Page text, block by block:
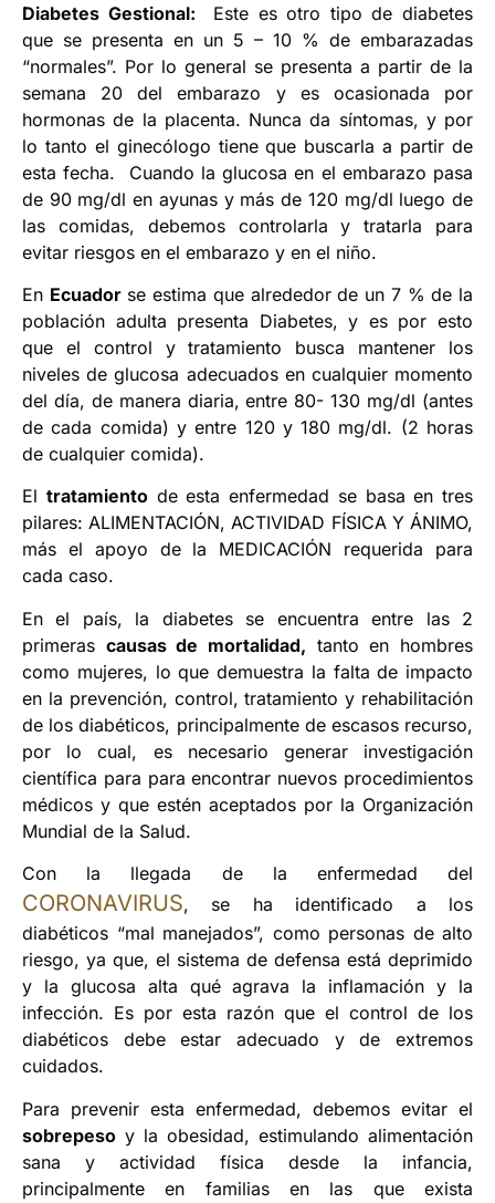
Diabetes Gestional:
Este es otro tipo de diabetes
que se presenta en un 5 – 10 % de embarazadas
“normales”. Por lo general se presenta a partir de la
semana 20 del embarazo y es ocasionada por
hormonas de la placenta. Nunca da síntomas, y por
lo tanto el ginecólogo tiene que buscarla a partir de
esta fecha. Cuando la glucosa en el embarazo pasa
de 90 mg/dl en ayunas y más de 120 mg/dl luego de
las comidas, debemos controlarla y tratarla para
evitar riesgos en el embarazo y en el niño.
En Ecuadorse estima que alrededor de un 7 % de la
población adulta presenta Diabetes, y es por esto
que el control y tratamiento busca mantener los
niveles de glucosa adecuados en cualquier momento
del día, de manera diaria, entre 80- 130 mg/dl (antes
de cada comida) y entre 120 y 180 mg/dl. (2 horas
de cualquier comida).
El tratamientode esta enfermedad se basa en tres
pilares: ALIMENTACIÓN, ACTIVIDAD FÍSICA Y ÁNIMO,
más el apoyo de la MEDICACIÓN requerida para
cada caso.
En el país, la diabetes se encuentra entre las 2
primeras causas de mortalidad, tanto en hombres
como mujeres, lo que demuestra la falta de impacto
en la prevención, control, tratamiento y rehabilitación
de los diabéticos, principalmente de escasos recurso,
por lo cual, es necesario generar investigación
científica para para encontrar nuevos procedimientos
médicos y que estén aceptados por la Organización
Mundial de la Salud.
Con la llegada de la enfermedad del
CORONAVIRUS, se ha identificado a los
diabéticos “mal manejados”, como personas de alto
riesgo, ya que, el sistema de defensa está deprimido
y la glucosa alta qué agrava la inflamación y la
infección. Es por esta razón que el control de los
diabéticos debe estar adecuado y de extremos
cuidados.
Para prevenir esta enfermedad, debemos evitar el
sobrepeso y la obesidad, estimulando alimentación
sana y actividad física desde la infancia,
principalmente en familias en las que exista